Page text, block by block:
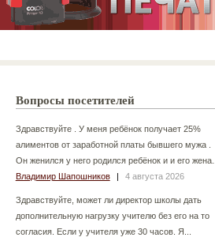
Вопросы посетителей
Здравствуйте . У меня ребёнок получает 25%
алиментов от заработной платы бывшего мужа .
Он женился у него родился ребёнок и и его жена...
Владимир Шапошников
| 4 августа 2026
Здравствуйте, может ли директор школы дать
дополнительную нагрузку учителю без его на то
согласия. Если у учителя уже 30 часов. Я...